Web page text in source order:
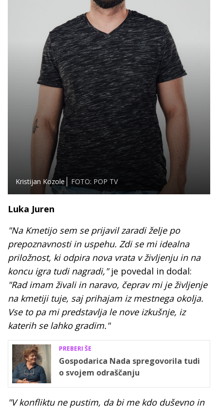
Kristijan Kozole FOTO: POP TV
Luka Juren
"Na Kmetijo sem se prijavil zaradi želje po
prepoznavnosti in uspehu. Zdi se mi idealna
priložnost, ki odpira nova vrata v življenju in na
koncu igra tudi nagradi,"je povedal in dodal:
"Rad imam živali in naravo, čeprav mi je življenje
na kmetiji tuje, saj prihajam iz mestnega okolja.
Vse to pa mi predstavlja le nove izkušnje, iz
katerih se lahko gradim."
PREBERI ŠE
Gospodarica Nada spregovorila tudi
o svojem odraščanju
"V konfliktu ne pustim, da bi me kdo duševno in